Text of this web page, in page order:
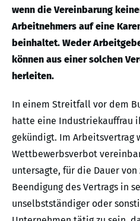
wenn die Vereinbarung
Arbeitnehmers auf eine
beinhaltet. Weder
können aus einer solchen
herleiten.
In einem Streitfall vor dem
hatte eine Industriekauffrau
gekündigt. Im Arbeitsvertrag
Wettbewerbsverbot
untersagte, für die Dauer von
Beendigung des Vertrags in
unselbstständiger oder